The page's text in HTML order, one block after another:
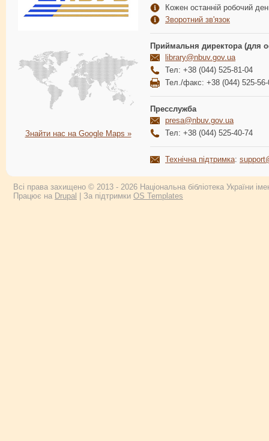
Знайти нас на Google Maps »
Кожен останній робочий
Зворотний зв'язок
Приймальня директора (для
library@nbuv.gov.ua
Тел: +38 (044) 525-81-04
Тел./факс: +38 (044) 525-56-
Пресслужба
presa@nbuv.gov.ua
Тел: +38 (044) 525-40-74
Технічна підтримка:
Всі права захищено © 2013 - 2026 Національна бібліотека України
Працює на Drupal | За підтримки OS Templates